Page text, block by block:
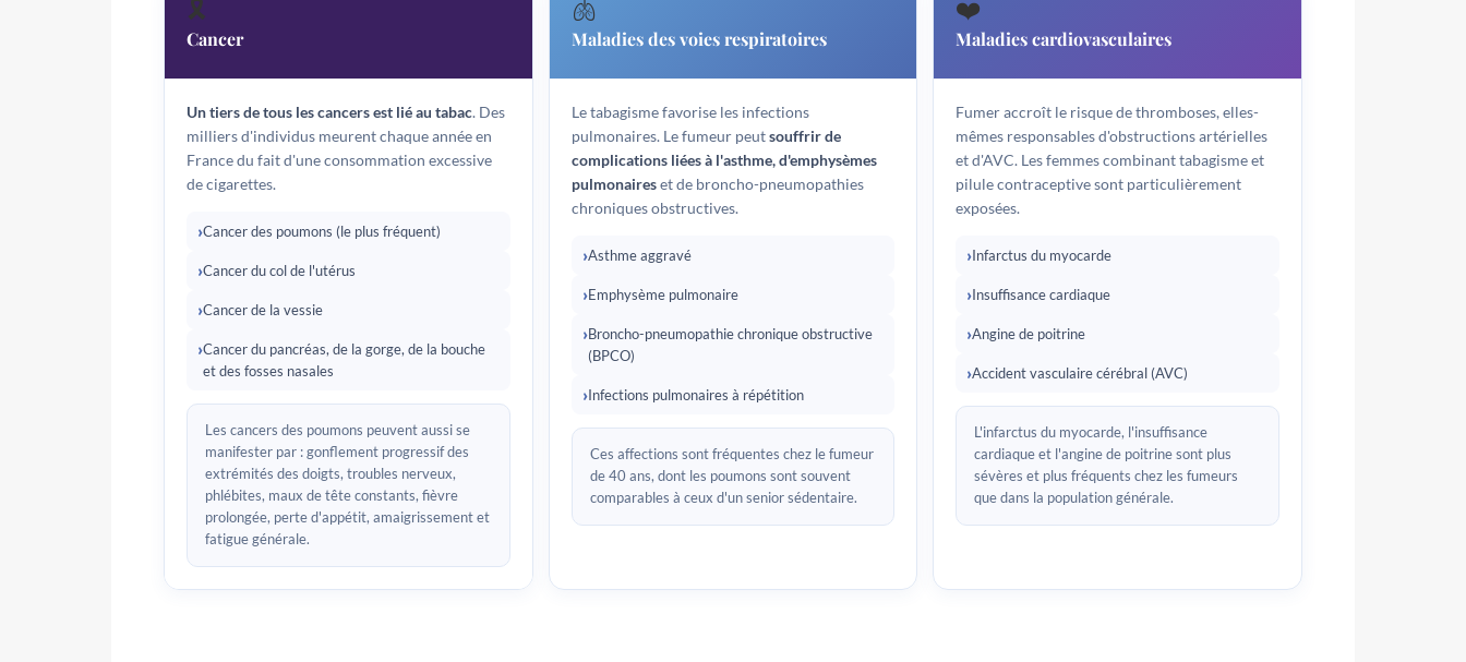
🎗️
Cancer
Un tiers de tous les cancers est lié au tabac. Des
milliers d'individus meurent chaque année en
France du fait d'une consommation excessive
de cigarettes.
Cancer des poumons (le plus fréquent)
Cancer du col de l'utérus
Cancer de la vessie
Cancer du pancréas, de la gorge, de la bouche
et des fosses nasales
Les cancers des poumons peuvent aussi se
manifester par : gonflement progressif des
extrémités des doigts, troubles nerveux,
phlébites, maux de tête constants, fièvre
prolongée, perte d'appétit, amaigrissement et
fatigue générale.
🫁
Maladies des voies respiratoires
Le tabagisme favorise les infections
pulmonaires. Le fumeur peutsouffrir de
complications liées à l'asthme, d'emphysèmes
pulmonaireset de broncho-pneumopathies
chroniques obstructives.
Asthme aggravé
Emphysème pulmonaire
Broncho-pneumopathie chronique obstructive
(BPCO)
Infections pulmonaires à répétition
Ces affections sont fréquentes chez le fumeur
de 40 ans, dont les poumons sont souvent
comparables à ceux d'un senior sédentaire.
❤️
Maladies cardiovasculaires
Fumer accroît le risque de thromboses, elles-
mêmes responsables d'obstructions artérielles
et d'AVC. Les femmes combinant tabagisme et
pilule contraceptive sont particulièrement
exposées.
Infarctus du myocarde
Insuffisance cardiaque
Angine de poitrine
Accident vasculaire cérébral (AVC)
L'infarctus du myocarde, l'insuffisance
cardiaque et l'angine de poitrine sont plus
sévères et plus fréquents chez les fumeurs
que dans la population générale.